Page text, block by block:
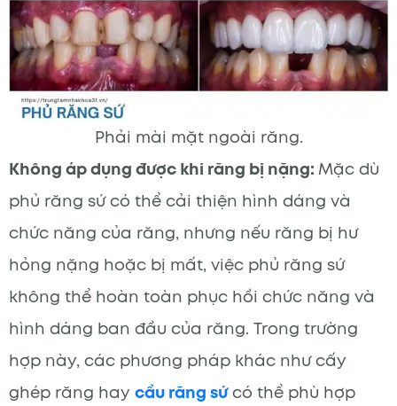
Phải mài mặt ngoài răng.
Không áp dụng được khi răng bị nặng: Mặc dù
phủ răng sứ có thể cải thiện hình dáng và
chức năng của răng, nhưng nếu răng bị hư
hỏng nặng hoặc bị mất, việc phủ răng sứ
không thể hoàn toàn phục hồi chức năng và
hình dáng ban đầu của răng. Trong trường
hợp này, các phương pháp khác như cấy
ghép răng hay cầu răng sứcó thể phù hợp